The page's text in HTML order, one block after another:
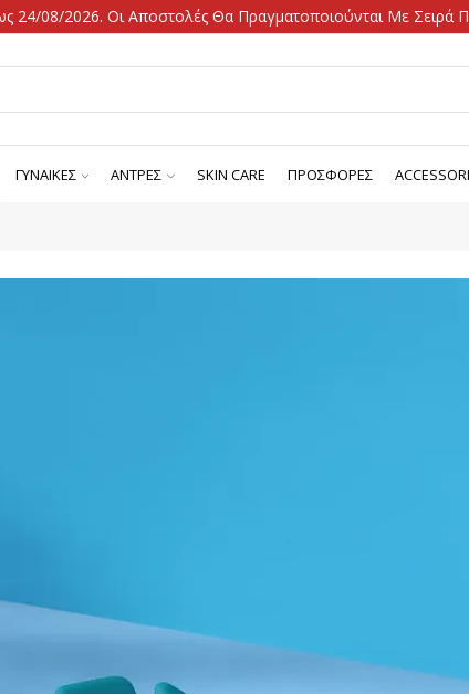
24/08/2026. Οι Αποστολές Θα Πραγματοποιούνται Με Σειρά
ΓΥΝΑΙΚΕΣ ΑΝΤΡΕΣ SKIN CARE ΠΡΟΣΦΟΡΕΣ